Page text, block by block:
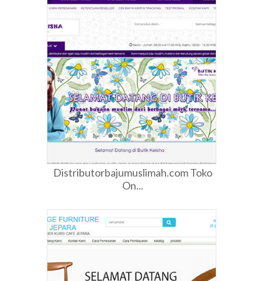
Distributorbajumuslimah.com Toko
On...